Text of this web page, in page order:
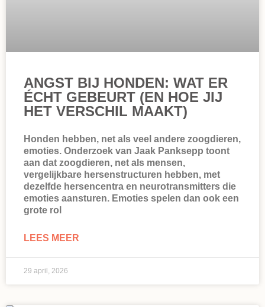
ANGST BIJ HONDEN: WAT ER
ÉCHT GEBEURT (EN HOE JIJ
HET VERSCHIL MAAKT)
Honden hebben, net als veel andere zoogdieren,
emoties. Onderzoek van Jaak Panksepp toont
aan dat zoogdieren, net als mensen,
vergelijkbare hersenstructuren hebben, met
dezelfde hersencentra en neurotransmitters die
emoties aansturen. Emoties spelen dan ook een
grote rol
LEES MEER
29 april, 2026